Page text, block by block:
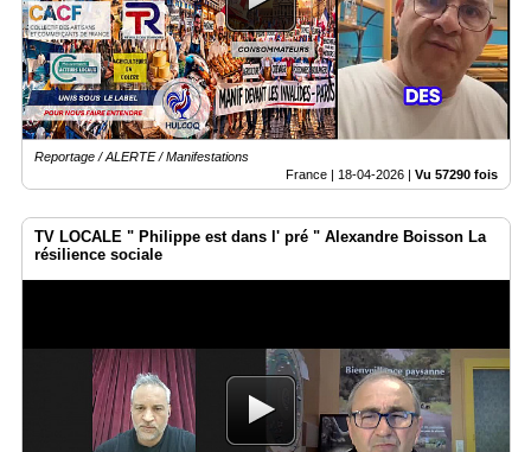
Reportage / ALERTE / Manifestations
France | 18-04-2026 Vu 57290 fois
TV LOCALE " Philippe est dans l' pré " Alexandre Boisson La
résilience sociale